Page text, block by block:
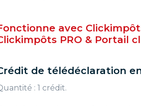
avec
PRO & Portail
de télédéclaration
: 1 crédit.